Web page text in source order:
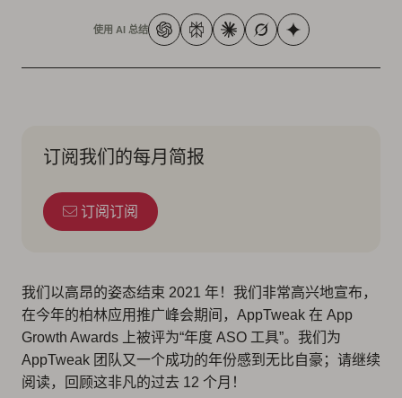
使用 AI 总结
订阅我们的每月简报
订阅订阅
我们以高昂的姿态结束 2021 年！我们非常高兴地宣布，
在今年的柏林应用推广峰会期间，AppTweak 在 App
Growth Awards 上被评为“年度 ASO 工具”。我们为
AppTweak 团队又一个成功的年份感到无比自豪；请继续
阅读，回顾这非凡的过去 12 个月！